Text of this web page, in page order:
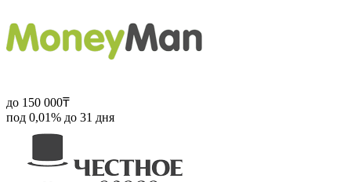
до 150 000₸
под 0,01% до 31 дня